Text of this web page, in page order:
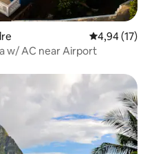
Średnia
4,94 (17)
w/ AC near Airport